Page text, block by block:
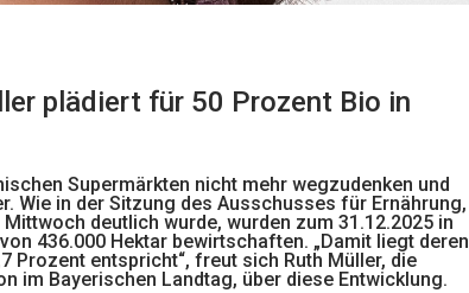
plädiert für 50 Prozent Bio in
Supermärkten nicht mehr wegzudenken und
Wie in der Sitzung des Ausschusses für Ernährung,
deutlich wurde, wurden zum 31.12.2025 in
436.000 Hektar bewirtschaften. „Damit liegt deren
Prozent entspricht“, freut sich Ruth Müller, die
im Bayerischen Landtag, über diese Entwicklung.